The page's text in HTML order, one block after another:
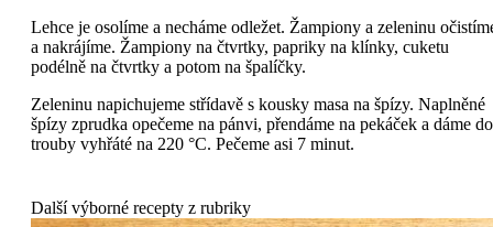
Lehce je osolíme a necháme odležet. Žampiony a zeleninu
a nakrájíme. Žampiony na čtvrtky, papriky na klínky, cuketu
podélně na čtvrtky a potom na špalíčky.
Zeleninu napichujeme střídavě s kousky masa na špízy. Naplněné
špízy zprudka opečeme na pánvi, přendáme na pekáček a dáme do
trouby vyhřáté na 220 °C. Pečeme asi 7 minut.
Další výborné recepty z rubriky